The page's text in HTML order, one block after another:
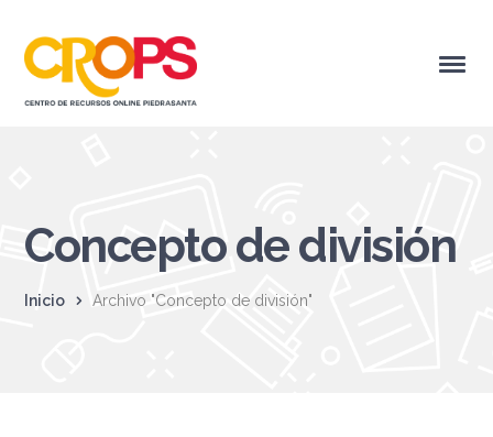
Concepto de división
Inicio Archivo "Concepto de división"